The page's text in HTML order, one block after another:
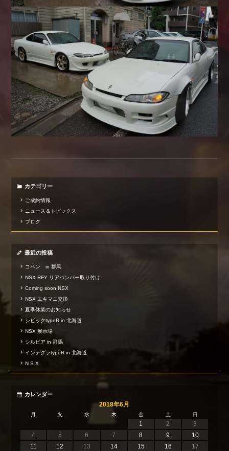
カテゴリー
ご成約情報
ニュース＆トピックス
ブログ
最近の投稿
コペン in 群馬
NSX RFY リアバンパー取り付け
Coming soon NSX
NSX エキマニ交換
夏季休業のお知らせ
シビックtypeR in 北海道
NSX 展示場
シルビア in 群馬
インテグラtypeR in 北海道
N S X
カレンダー
2018年6月
月 火 水 木 金 土 日
1 2
3
4
5 6 7 8 9
10
11
12 13 14 15 16
17